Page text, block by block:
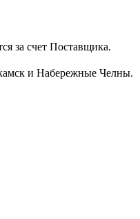
за счет Поставщика.
и Набережные Челны.